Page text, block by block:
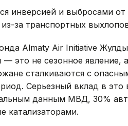
инверсией и выбросами
за транспортных
Almaty Air Initiative
это не сезонное явление,
сталкиваются с
Серьезный вклад в это
данным МВД, 30%
катализаторами.